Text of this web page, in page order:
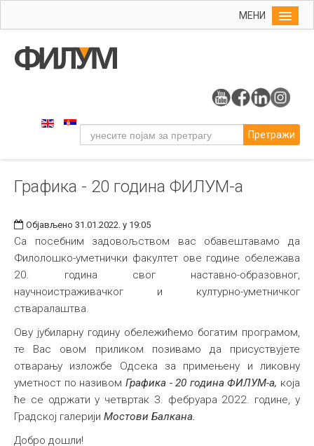
МЕНИ
Упис
Уметност
Музичка уметност
Галерија
Издаваштво
Студенти
Међународна
Претражи
Графика - 20 година ФИЛУМ-а
Објављено 31.01.2022. у 19:05
Са посебним задовољством вас обавештавамо да
Филолошко-уметнички факултет ове године обележава
20. година свог наставно-образовног,
научноистраживачког и културно-уметничког
стваралаштва.
Ову јубиларну годину обележићемо богатим програмом,
те Вас овом приликом позивамо да присуствујете
отварању изложбе Одсека за примењену и ликовну
уметност по називом Графика - 20 година ФИЛУМ-а, која
ће се одржати у четвртак 3. фебруара 2022. године, у
Градској галерији Мостови Балкана.
Добро дошли!